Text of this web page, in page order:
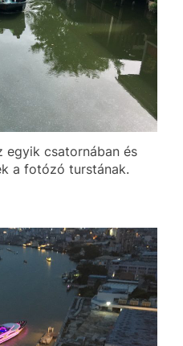
egyik csatornában és
a fotózó turstának.